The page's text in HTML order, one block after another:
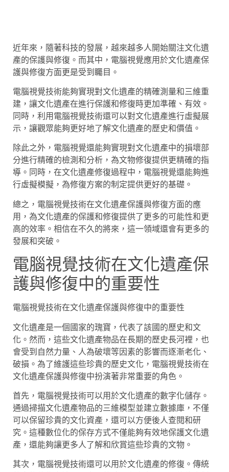
近年來，隨著科技的發展，越來越多人開始關注文化遺
產的保護與修復。而其中，電腦視覺應用於文化遺產保
護與修復方面更是受到矚目。
電腦視覺技術能夠實現對文化遺產的精確測量和三維重
建，讓文化遺產在進行保護和修復時更加準確、有效。
同時，利用電腦視覺技術還可以對文化遺產進行虛擬展
示，讓觀眾能夠更好地了解文化遺產的歷史和價值。
除此之外，電腦視覺還能夠實現對文化遺產中的損壞部
分進行精確的檢測和分析，為文物修復提供更精確的指
導。同時，在文化遺產修復過程中，電腦視覺還能夠進
行虛擬模擬，為修復方案的制定提供更好的基礎。
總之，電腦視覺技術在文化遺產保護與修復方面的應
用，為文化遺產的保護和修復提供了更多的可能性和更
高的效率。相信在不久的將來，這一領域還會有更多的
發展和突破。
電腦視覺技術在文化遺產保
護與修復中的重要性
電腦視覺技術在文化遺產保護與修復中的重要性
文化遺產是一個國家的瑰寶，代表了該國的歷史和文
化。然而，這些文化遺產物品在長期的歷史長河裡，也
會受到自然力量、人為破壞等因素的影響而逐漸老化、
破損。為了維護這些珍貴的歷史文化，電腦視覺技術在
文化遺產保護與修復中扮演著非常重要的角色。
首先，電腦視覺技術可以用於文化遺產的數字化儲存。
通過掃描文化遺產物品的三維模型並建立數據庫，不僅
可以保留珍貴的文化資產，還可以方便後人查閱和研
究。這種數位化的保存方式不僅能夠有效地保護文化遺
產，還能夠讓更多人了解和欣賞這些珍貴的文物。
其次，電腦視覺技術還可以用於文化遺產的修復。傳統